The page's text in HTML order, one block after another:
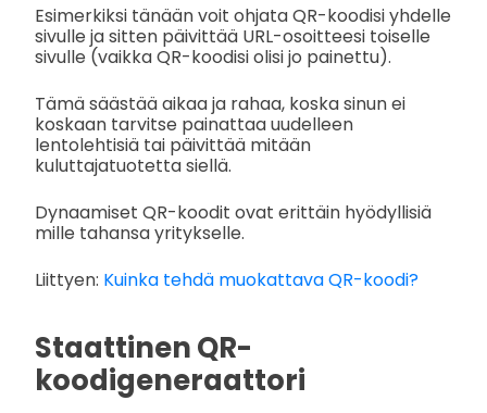
Esimerkiksi tänään voit ohjata QR-koodisi yhdelle
sivulle ja sitten päivittää URL-osoitteesi toiselle
sivulle (vaikka QR-koodisi olisi jo painettu).
Tämä säästää aikaa ja rahaa, koska sinun ei
koskaan tarvitse painattaa uudelleen
lentolehtisiä tai päivittää mitään
kuluttajatuotetta siellä.
Dynaamiset QR-koodit ovat erittäin hyödyllisiä
mille tahansa yritykselle.
Liittyen: Kuinka tehdä muokattava QR-koodi?
Staattinen QR-
koodigeneraattori